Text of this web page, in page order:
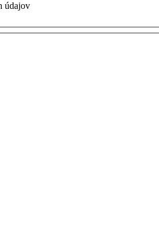
údajov